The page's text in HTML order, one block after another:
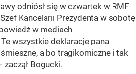
odniósł się w czwartek w RMF
Kancelarii Prezydenta w sobotę
w mediach
wszystkie deklaracje pana
albo tragikomiczne i tak
Bogucki.